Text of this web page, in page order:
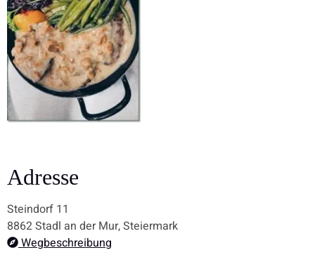
Adresse
Steindorf 11
8862 Stadl an der Mur, Steiermark
Wegbeschreibung